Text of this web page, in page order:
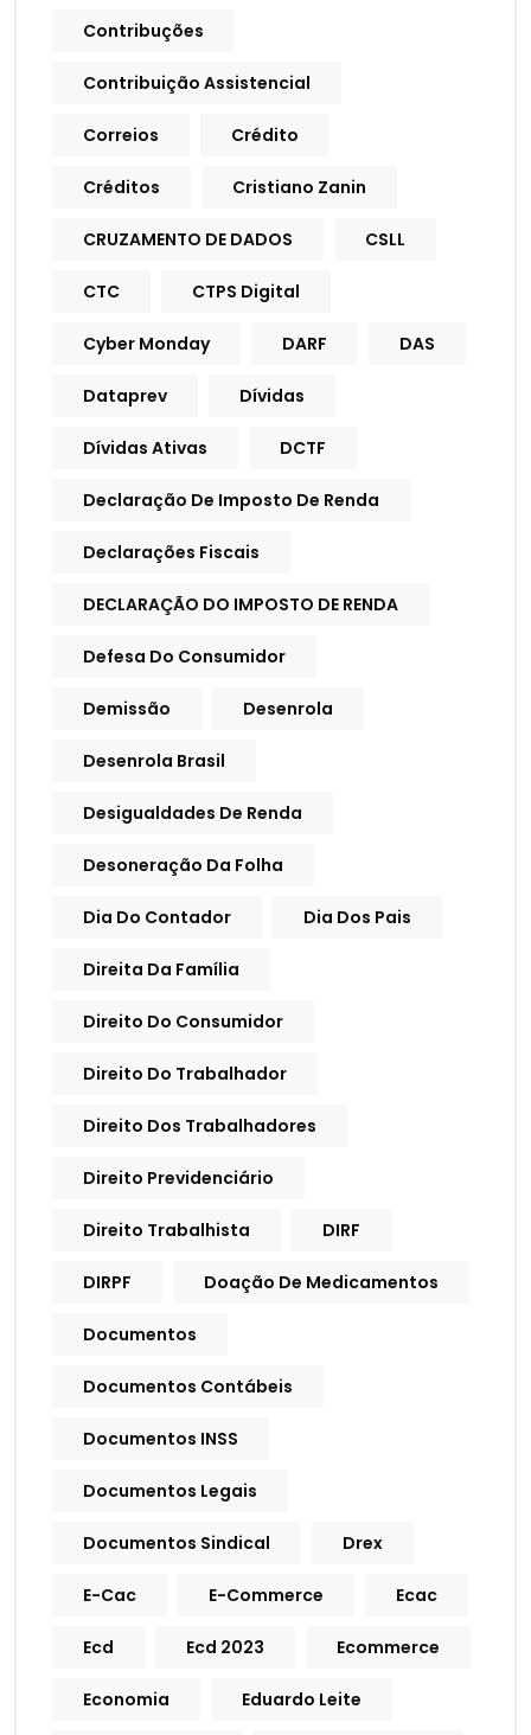
Contribuções
Contribuição Assistencial
Correios Crédito
Créditos Cristiano Zanin
CRUZAMENTO DE DADOS CSLL
CTC CTPS Digital
Cyber Monday DARF DAS
Dataprev Dívidas
Dívidas Ativas DCTF
Declaração De Imposto De Renda
Declarações Fiscais
DECLARAÇÃO DO IMPOSTO DE RENDA
Defesa Do Consumidor
Demissão Desenrola
Desenrola Brasil
Desigualdades De Renda
Desoneração Da Folha
Dia Do Contador Dia Dos Pais
Direita Da Família
Direito Do Consumidor
Direito Do Trabalhador
Direito Dos Trabalhadores
Direito Previdenciário
Direito Trabalhista DIRF
DIRPF Doação De Medicamentos
Documentos
Documentos Contábeis
Documentos INSS
Documentos Legais
Documentos Sindical Drex
E-Cac E-Commerce Ecac
Ecd Ecd 2023 Ecommerce
Economia Eduardo Leite